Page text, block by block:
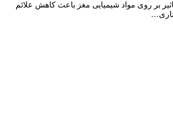
بر روی مواد شیمیایی مغز باعث کاهش علائم